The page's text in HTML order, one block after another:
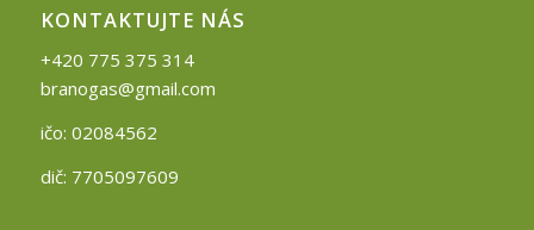
KONTAKTUJTE NÁS
+420 775 375 314
branogas@gmail.com
ičo: 02084562
dič: 7705097609